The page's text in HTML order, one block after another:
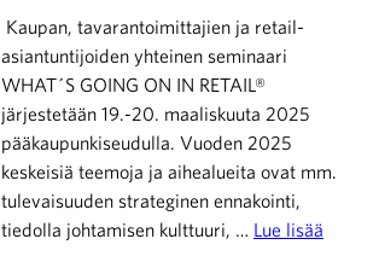
Kaupan, tavarantoimittajien ja retail-
asiantuntijoiden yhteinen seminaari
WHAT´S GOING ON IN RETAIL®
järjestetään 19.-20. maaliskuuta 2025
pääkaupunkiseudulla. Vuoden 2025
keskeisiä teemoja ja aihealueita ovat mm.
tulevaisuuden strateginen ennakointi,
tiedolla johtamisen kulttuuri, … Lue lisää